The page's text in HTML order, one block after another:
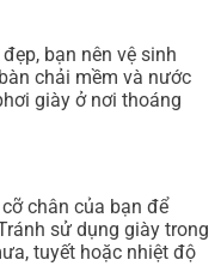
bạn nên vệ sinh
chải mềm và nước
giày ở nơi thoáng
chân của bạn để
sử dụng giày trong
tuyết hoặc nhiệt độ